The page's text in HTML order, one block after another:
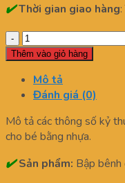
✔️Thời gian giao hàng
BẬP
BÊNH
3
Mảnh
CON
VOI
số
lượng
Thêm vào giỏ hàng
Mô tả
Đánh giá (0)
Mô tả các thông số kỷ
cho bé bằng nhựa.
✔️ Sản phẩm: Bập bênh